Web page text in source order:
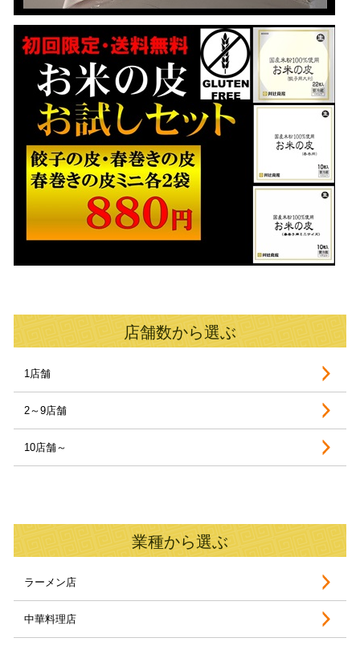
店舗数から選ぶ
1店舗
2～9店舗
10店舗～
業種から選ぶ
ラーメン店
中華料理店